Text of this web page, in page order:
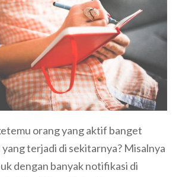
orang yang aktif banget
terjadi di sekitarnya? Misalnya
dengan banyak notifikasi di